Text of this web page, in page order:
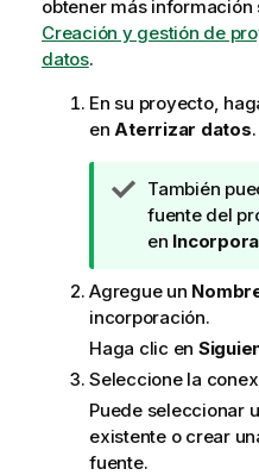
obtener más
Creación y gestión de
datos.
En su proyecto,
enAterrizar datos.
N
o
t
d
e
s
u
e
r
También
fuente del
en
Agregue un
incorporación.
Haga clic en
Seleccione la
Puede seleccionar
existente o crear
fuente.